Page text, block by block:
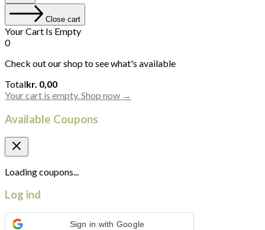
Close cart
Your Cart Is Empty
0
Check out our shop to see what's available
Cart
Total:
Totalkr. 0,00
Your cart is empty. Shop now →
Available Coupons
Loading coupons...
Log ind
Sign in with Google